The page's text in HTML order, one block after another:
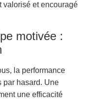
valorisé et encouragé
motivée :
la performance
par hasard. Une
une efficacité